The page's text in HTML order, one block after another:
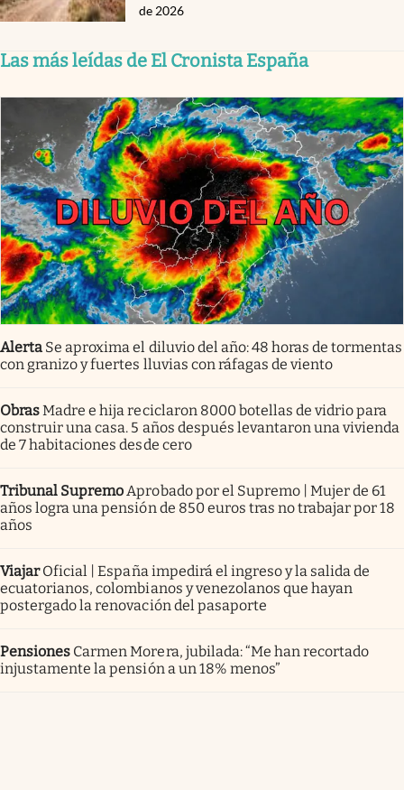
de 2026
Las más leídas de El Cronista España
Alerta Se aproxima el diluvio del año: 48 horas de tormentas
con granizo y fuertes lluvias con ráfagas de viento
ObrasMadre e hija reciclaron 8000 botellas de vidrio para
construir una casa. 5 años después levantaron una vivienda
de 7 habitaciones desde cero
Tribunal Supremo Aprobado por el Supremo | Mujer de 61
años logra una pensión de 850 euros tras no trabajar por 18
años
Viajar Oficial | España impedirá el ingreso y la salida de
ecuatorianos, colombianos y venezolanos que hayan
postergado la renovación del pasaporte
Pensiones Carmen Morera, jubilada: “Me han recortado
injustamente la pensión a un 18% menos”